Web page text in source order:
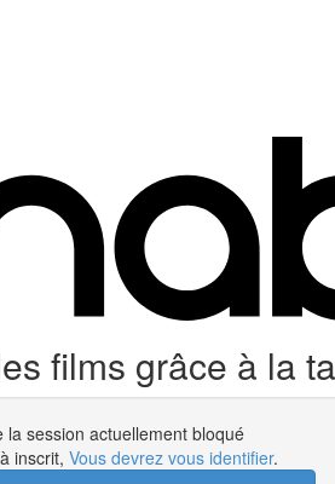
films grâce à la
la session actuellement bloqué
inscrit, Vous devrez vous identifier.